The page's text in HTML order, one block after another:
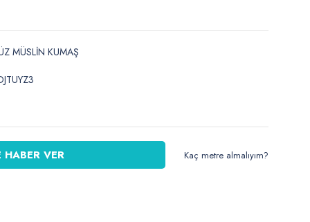
MÜSLİN KUMAŞ
HABER VER Kaç metre almalıyım?